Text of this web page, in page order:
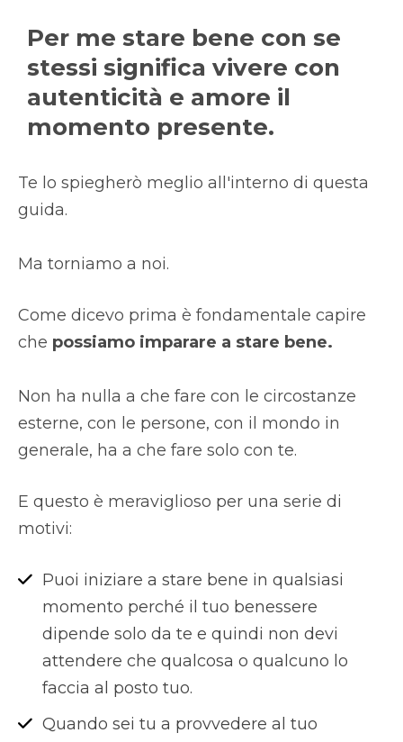
Per me stare bene con se
stessi significa vivere con
autenticità e amore il
momento presente.
Te lo spiegherò meglio all'interno di questa
guida.
Ma torniamo a noi.
Come dicevo prima è fondamentale capire
che possiamo imparare a stare bene.
Non ha nulla a che fare con le circostanze
esterne, con le persone, con il mondo in
generale, ha a che fare solo con te.
E questo è meraviglioso per una serie di
motivi:
Puoi iniziare a stare bene in qualsiasi
momento perché il tuo benessere
dipende solo da te e quindi non devi
attendere che qualcosa o qualcuno lo
faccia al posto tuo.
Quando sei tu a provvedere al tuo